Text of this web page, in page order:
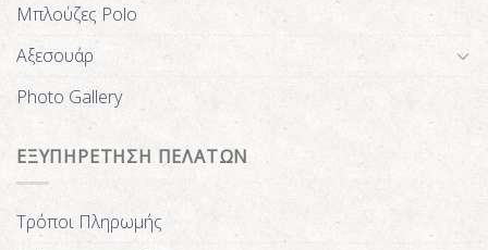
Μπλούζες Polo
Αξεσουάρ
Photo Gallery
ΕΞΥΠΗΡΕΤΗΣΗ ΠΕΛΑΤΩΝ
Τρόποι Πληρωμής